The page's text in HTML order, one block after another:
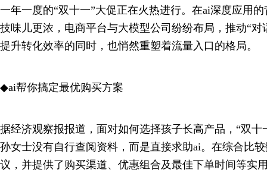
一年一度的“双十一”大促正在火热进行。在ai深度应用
技味儿更浓，电商平台与大模型公司纷纷布局，推动“对
提升转化效率的同时，也悄然重塑着流量入口的格局。
◆ai帮你搞定最优购买方案
据经济观察报报道，面对如何选择孩子长高产品，“双十
孙女士没有自行查阅资料，而是直接求助ai。在综合比
议，并提供了购买渠道、优惠组合及最佳下单时间等实